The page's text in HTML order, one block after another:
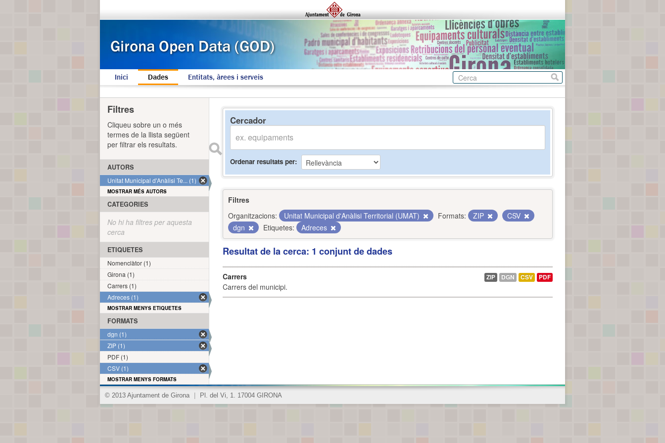
Inici Dades Entitats, àrees i serveis
Cercador
Ordenar resultats per
Filtres
Organitzacions:
Unitat Municipal d'Anàlisi Territorial (UMAT) Formats: ZIP
CSV
dgn
Etiquetes: Adreces
Resultat de la cerca: 1 conjunt de dades
Carrers
Carrers del municipi.
ZIP DGN CSV PDF
Filtres
Cliqueu sobre un o més
termes de la llista següent
per filtrar els resultats.
AUTORS
Unitat Municipal d'Anàlisi Te... (1)
MOSTRAR MÉS AUTORS
CATEGORIES
No hi ha filtres per aquesta
cerca
ETIQUETES
Nomenclàtor (1)
Girona (1)
Carrers (1)
Adreces (1)
MOSTRAR MENYS ETIQUETES
FORMATS
dgn (1)
ZIP (1)
PDF (1)
CSV (1)
MOSTRAR MENYS FORMATS
© 2013 Ajuntament de Girona Pl. del Vi, 1. 17004 GIRONA